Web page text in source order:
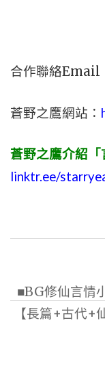
合作聯絡Email
蒼野之鷹網站：
蒼野之鷹介紹
linktr.ee/
導
覽
■BG修仙言情
【長篇+古代